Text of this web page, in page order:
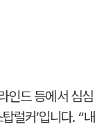
인드 등에서 심심
럴커’입니다. “내